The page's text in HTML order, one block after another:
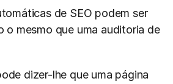
de SEO podem ser
o mesmo que uma auditoria de
dizer-lhe que uma página